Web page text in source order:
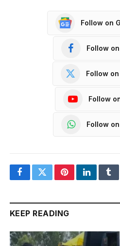
Follow on
Follow
Follow
Follow
Follow
FacebookTwitterPinterestLinkedIn
KEEP READING